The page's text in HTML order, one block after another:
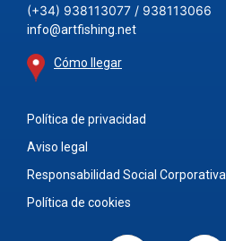
(+34) 938113077 / 938113066
info@artfishing.net
Cómo llegar
Política de privacidad
Aviso legal
Responsabilidad Social Corporativa
Política de cookies